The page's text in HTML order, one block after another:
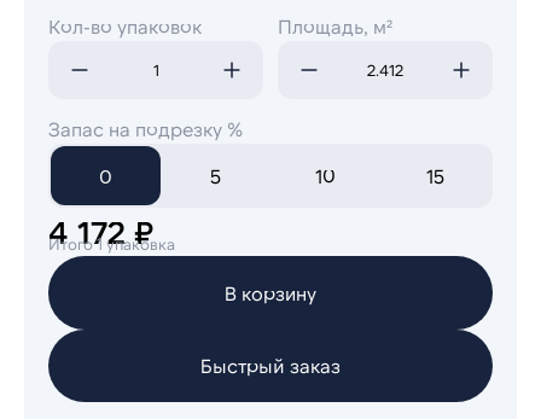
Кол-во упаковок Площадь, м²
Запас на подрезку %
0 5 10 15
4 172 ₽
Итого 1 упаковка
В корзину
Быстрый заказ